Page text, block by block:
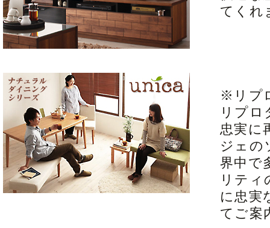
てくれ
※リプ
リプロ
忠実に
ジェの
界中で
リティ
に忠実
てご案